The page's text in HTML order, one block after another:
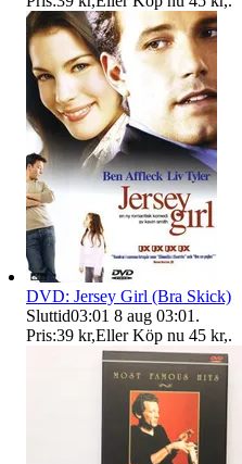
DVD: Jersey Girl (Bra Skick)
Sluttid03:01 8 aug 03:01 .
Pris:39 kr,Eller Köp nu 45 kr,.